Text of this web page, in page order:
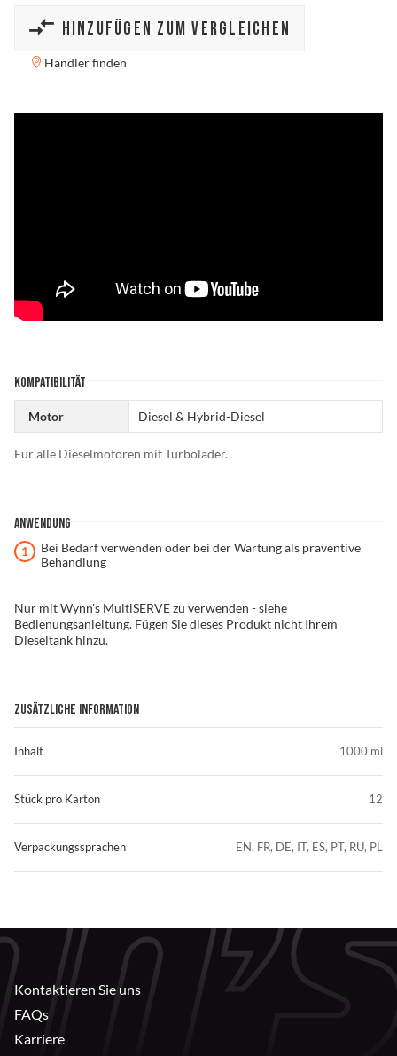
HINZUFÜGEN ZUM VERGLEICHEN
Händler finden
KOMPATIBILITÄT
Motor Diesel & Hybrid-Diesel
Für alle Dieselmotoren mit Turbolader.
ANWENDUNG
Bei Bedarf verwenden oder bei der Wartung als präventive
Behandlung
Nur mit Wynn's MultiSERVE zu verwenden - siehe
Bedienungsanleitung. Fügen Sie dieses Produkt nicht Ihrem
Dieseltank hinzu.
ZUSÄTZLICHE INFORMATION
Inhalt
Stück pro Karton
Verpackungssprachen
1000 ml
12
EN, FR, DE, IT, ES, PT, RU, PL
Kontaktieren Sie uns
FAQs
Karriere